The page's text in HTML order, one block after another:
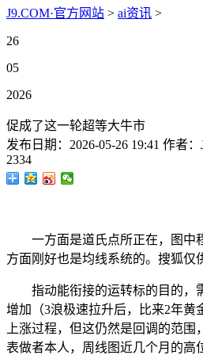
J9.COM·官方网站 > ai资讯 >
26
05
2026
促成了这一轮超等大牛市
发布日期： 2026-05-26 19:41 作者：
2334
一方面是道氏点所正在，图中
方面刚好也是均线系统的。搜狐仅
指动能衔接的运转标的目的，
增加（3浪极速拉升后，比来2年黄
上涨过程，但这仍然是回调的范
表做者本人，周线图近几个月的高